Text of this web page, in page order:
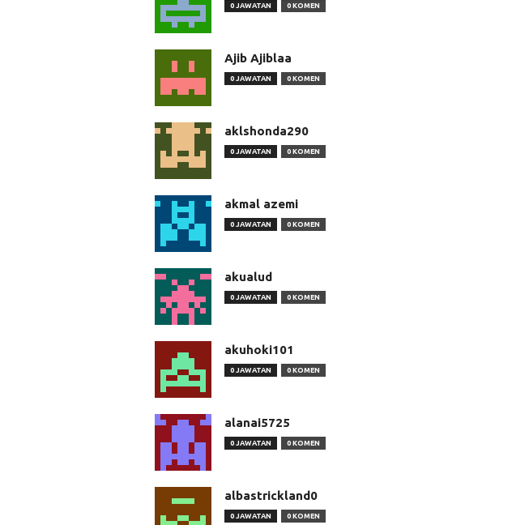
0 JAWATAN 0 KOMEN
Ajib Ajiblaa
0 JAWATAN 0 KOMEN
aklshonda290
0 JAWATAN 0 KOMEN
akmal azemi
0 JAWATAN 0 KOMEN
akualud
0 JAWATAN 0 KOMEN
akuhoki101
0 JAWATAN 0 KOMEN
alanai5725
0 JAWATAN 0 KOMEN
albastrickland0
0 JAWATAN 0 KOMEN